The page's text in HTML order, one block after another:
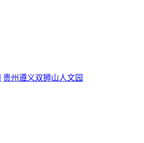
贵州遵义双狮山人文园